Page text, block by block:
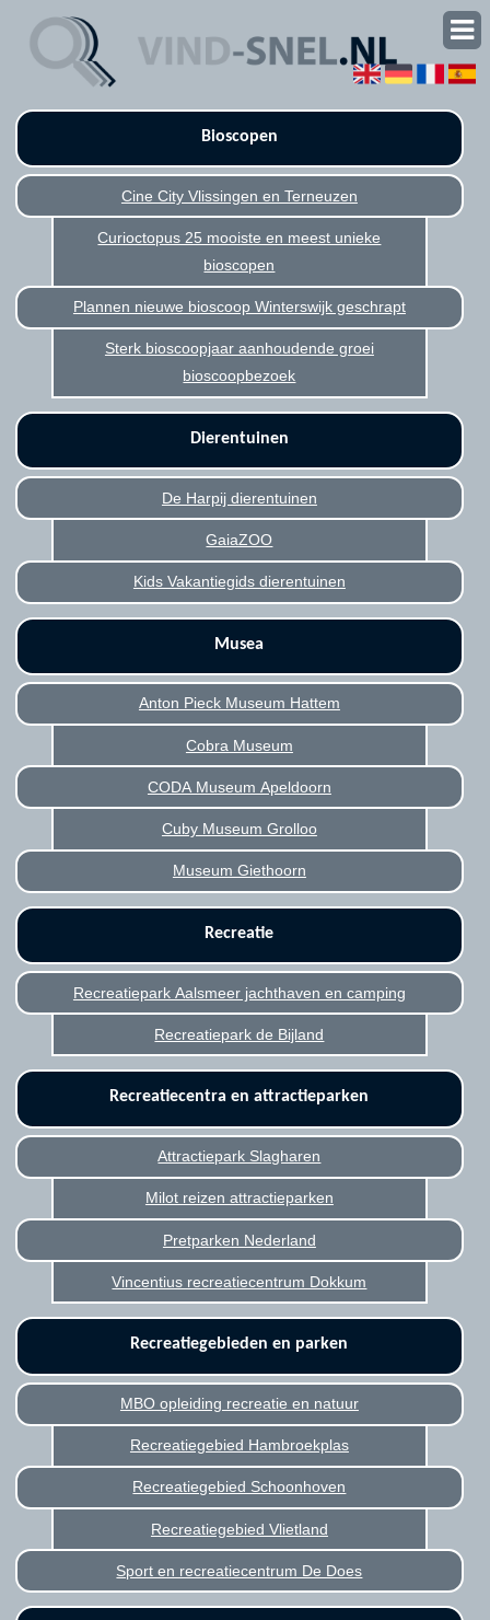
Bioscopen
Cine City Vlissingen en Terneuzen
Curioctopus 25 mooiste en meest unieke
bioscopen
Plannen nieuwe bioscoop Winterswijk geschrapt
Sterk bioscoopjaar aanhoudende groei
bioscoopbezoek
Dierentuinen
De Harpij dierentuinen
GaiaZOO
Kids Vakantiegids dierentuinen
Musea
Anton Pieck Museum Hattem
Cobra Museum
CODA Museum Apeldoorn
Cuby Museum Grolloo
Museum Giethoorn
Recreatie
Recreatiepark Aalsmeer jachthaven en camping
Recreatiepark de Bijland
Recreatiecentra en attractieparken
Attractiepark Slagharen
Milot reizen attractieparken
Pretparken Nederland
Vincentius recreatiecentrum Dokkum
Recreatiegebieden en parken
MBO opleiding recreatie en natuur
Recreatiegebied Hambroekplas
Recreatiegebied Schoonhoven
Recreatiegebied Vlietland
Sport en recreatiecentrum De Does